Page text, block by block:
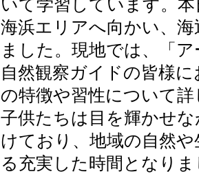
いて学習しています。
海浜エリアへ向かい、
ました。現地では、「
自然観察ガイドの皆様
の特徴や習性について
子供たちは目を輝かせ
けており、地域の自然
る充実した時間となり